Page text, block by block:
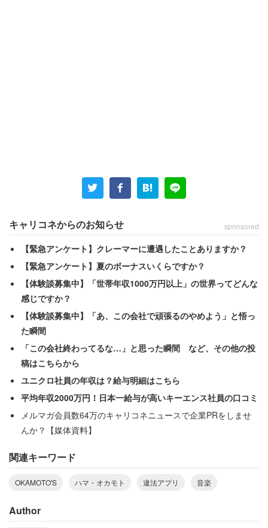
左から2番目がハマ・オカモトさん
キャリコネからのお知らせ sponsored
【緊急アンケート】クレーマーに遭遇したことありますか？
【緊急アンケート】夏のボーナスいくらですか？
【体験談募集中】「世帯年収1000万円以上」の世界ってどんな
感じですか？
【体験談募集中】「あ、この会社で頑張るのやめよう」と悟っ
た瞬間
「この会社終わってるな…」と思った瞬間 など、その他の投
稿はこちらから
ユニクロ社員の年収は？給与明細はこちら
平均年収2000万円！日本一給与が高いキーエンス社員の口コミ
メルマガ会員数64万のキャリコネニュースで企業PRをしませ
んか？【媒体資料】
関連キーワード
OKAMOTO'S ハマ・オカモト 違法アプリ 音楽
Author